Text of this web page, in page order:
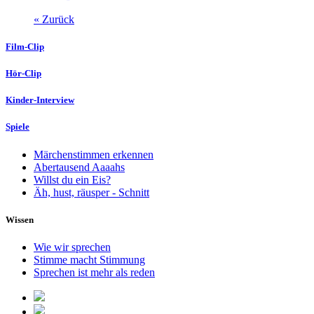
« Zurück
Film-Clip
Hör-Clip
Kinder-Interview
Spiele
Märchenstimmen erkennen
Abertausend Aaaahs
Willst du ein Eis?
Äh, hust, räusper - Schnitt
Wissen
Wie wir sprechen
Stimme macht Stimmung
Sprechen ist mehr als reden